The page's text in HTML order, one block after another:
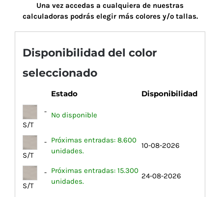
Una vez accedas a cualquiera de nuestras
calculadoras podrás elegir más colores y/o tallas.
Disponibilidad del color
seleccionado
Estado Disponibilidad
-
S/T
No disponible
-
S/T
Próximas entradas: 8.600
unidades.
10-08-2026
-
S/T
Próximas entradas: 15.300
unidades.
24-08-2026